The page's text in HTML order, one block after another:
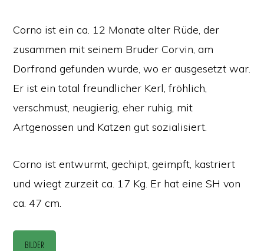
Corno ist ein ca. 12 Monate alter Rüde, der
zusammen mit seinem Bruder Corvin, am
Dorfrand gefunden wurde, wo er ausgesetzt war.
Er ist ein total freundlicher Kerl, fröhlich,
verschmust, neugierig, eher ruhig, mit
Artgenossen und Katzen gut sozialisiert.
Corno ist entwurmt, gechipt, geimpft, kastriert
und wiegt zurzeit ca. 17 Kg. Er hat eine SH von
ca. 47 cm.
BILDER